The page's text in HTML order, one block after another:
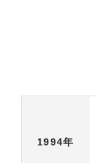
1994年